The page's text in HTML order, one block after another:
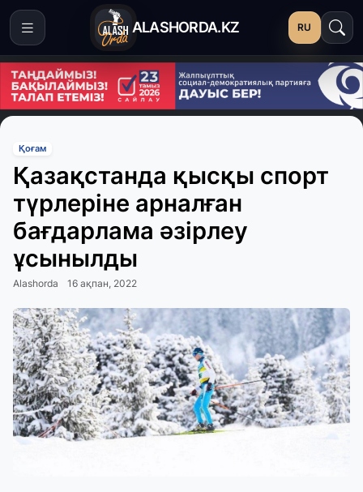
ALASHORDA.KZ RU
Қоғам
Қазақстанда қысқы спорт
түрлеріне арналған
бағдарлама әзірлеу
ұсынылды
Alashorda 16 ақпан, 2022